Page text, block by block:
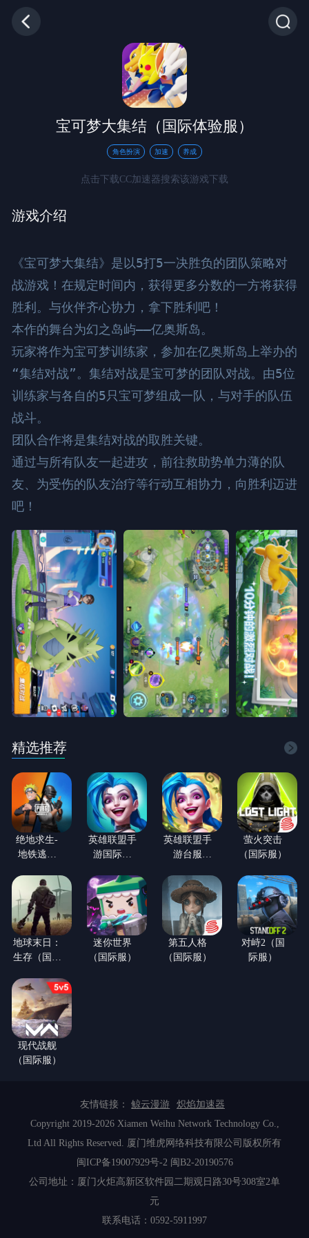
宝可梦大集结（国际体验服）
角色扮演 加速 养成
点击下载CC加速器搜索该游戏下载
游戏介绍
《宝可梦大集结》是以5打5一决胜负的团队策略对
战游戏！在规定时间内，获得更多分数的一方将获得
胜利。与伙伴齐心协力，拿下胜利吧！
本作的舞台为幻之岛屿——亿奥斯岛。
玩家将作为宝可梦训练家，参加在亿奥斯岛上举办的
“集结对战”。集结对战是宝可梦的团队对战。由5位
训练家与各自的5只宝可梦组成一队，与对手的队伍
战斗。
团队合作将是集结对战的取胜关键。
通过与所有队友一起进攻，前往救助势单力薄的队
友、为受伤的队友治疗等行动互相协力，向胜利迈进
吧！
精选推荐
绝地求生-
地铁逃生
联动】(国
际服)
英雄联盟手
游国际服
游）
英雄联盟手
游台服
游）
萤火突击
（国际服）
地球末日：
生存（国际
迷你世界
（国际服）
第五人格
（国际服）
对峙2（国
际服）
现代战舰
（国际服）
友情链接： 鲸云漫游
炽焰加速器
Copyright 2019-2026 Xiamen Weihu Network Technology Co.,
Ltd All Rights Reserved. 厦门维虎网络科技有限公司版权所有
闽ICP备19007929号-2 闽B2-20190576
公司地址：厦门火炬高新区软件园二期观日路30号308室2单
元
联系电话：0592-5911997